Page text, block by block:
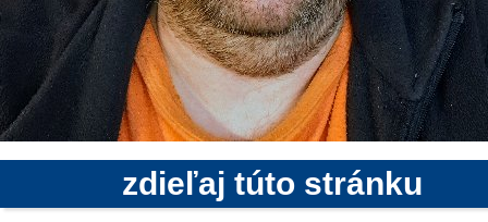
zdieľaj túto stránku